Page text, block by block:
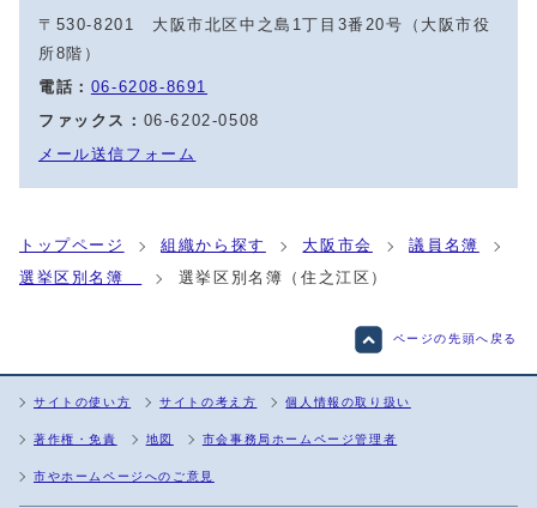
〒530-8201 大阪市北区中之島1丁目3番20号（大阪市役
所8階）
電話： 06-6208-8691
ファックス： 06-6202-0508
メール送信フォーム
トップページ 組織から探す 大阪市会
議員名簿
選挙区別名簿
選挙区別名簿（住之江区）
ページの先頭へ戻る
サイトの使い方 サイトの考え方 個人情報の取り扱い
著作権・免責 地図 市会事務局ホームページ管理者
市やホームページへのご意見